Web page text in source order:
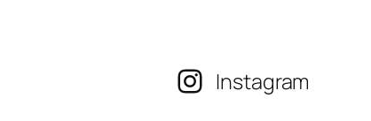
Instagram